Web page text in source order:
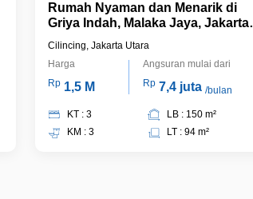
Rumah Nyaman dan Menarik di
Griya Indah, Malaka Jaya, Jakarta
Cilincing, Jakarta Utara
Harga
Rp 1,5 M
Angsuran mulai dari
Rp 7,4 juta /bulan
KT : 3
KM : 3
LB : 150 m²
LT : 94 m²